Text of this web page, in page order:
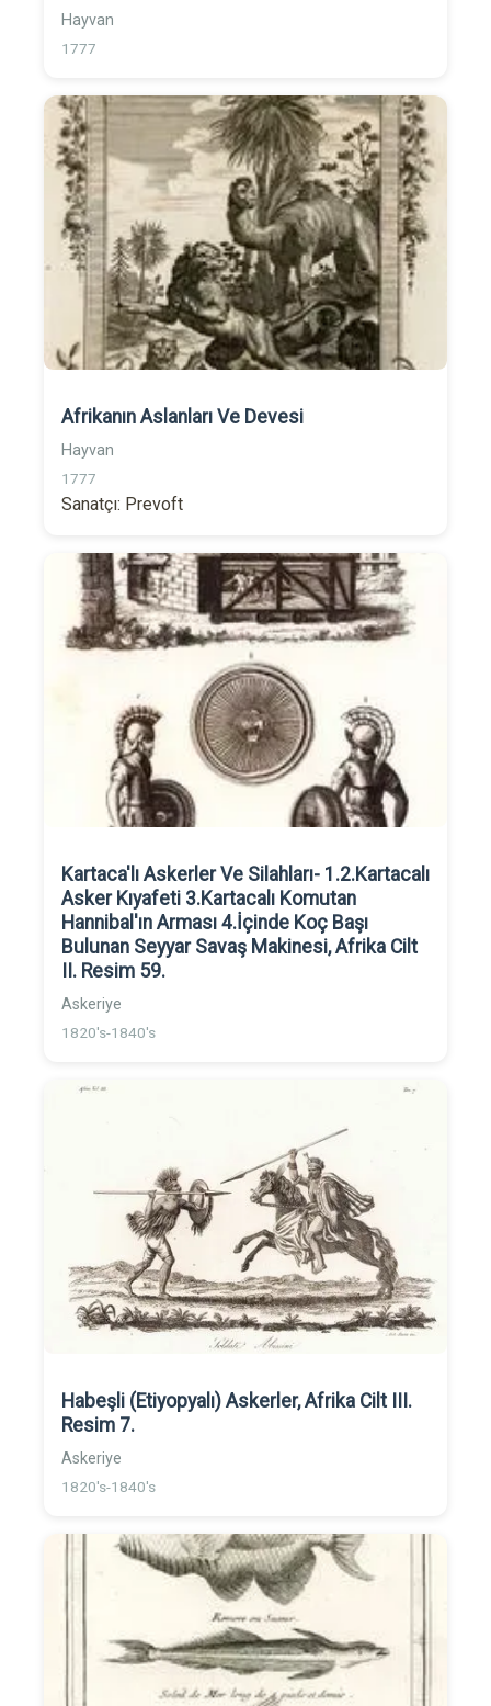
Hayvan
1777
Afrikanın Aslanları Ve Devesi
Hayvan
1777
Sanatçı: Prevoft
Kartaca'lı Askerler Ve Silahları- 1.2.Kartacalı
Asker Kıyafeti 3.Kartacalı Komutan
Hannibal'ın Arması 4.İçinde Koç Başı
Bulunan Seyyar Savaş Makinesi, Afrika Cilt
II. Resim 59.
Askeriye
1820's-1840's
Habeşli (Etiyopyalı) Askerler, Afrika Cilt III.
Resim 7.
Askeriye
1820's-1840's